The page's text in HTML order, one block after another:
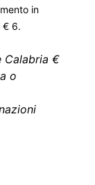
in
€ 6.
Calabria €
o